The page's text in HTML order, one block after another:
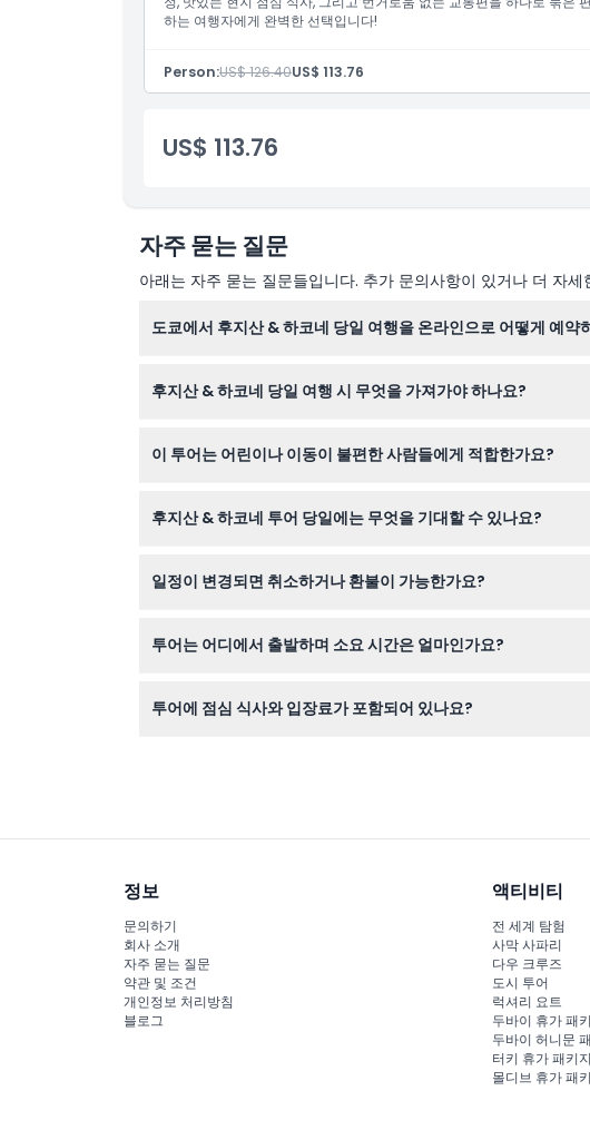
운영 시간
알아야 할 사항
하는 여행자에게 완벽한 선택입니다!
Person:US$ 126.40US$ 113.76
US$ 113.76
자주 묻는 질문
아래는 자주 묻는 질문들입니다. 추가 문의사항이 있거나 더 자
도쿄에서 후지산 & 하코네 당일 여행을 온라인으로 어떻게 예약
후지산 & 하코네 당일 여행 시 무엇을 가져가야 하나요?
이 투어는 어린이나 이동이 불편한 사람들에게 적합한가요?
후지산 & 하코네 투어 당일에는 무엇을 기대할 수 있나요?
일정이 변경되면 취소하거나 환불이 가능한가요?
투어는 어디에서 출발하며 소요 시간은 얼마인가요?
투어에 점심 식사와 입장료가 포함되어 있나요?
정보
문의하기
회사 소개
자주 묻는 질문
약관 및 조건
개인정보 처리방침
블로그
액티비티
전 세계 탐험
사막 사파리
다우 크루즈
도시 투어
럭셔리 요트
두바이 휴가 패
두바이 허니문
터키 휴가 패키지
몰디브 휴가 패